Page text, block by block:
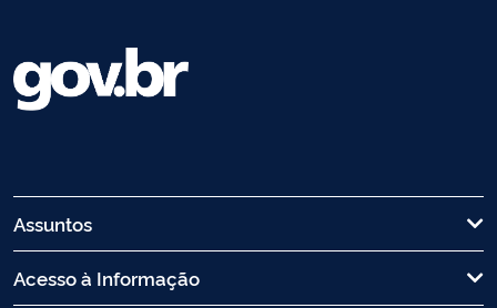
Assuntos
Acesso à Informação